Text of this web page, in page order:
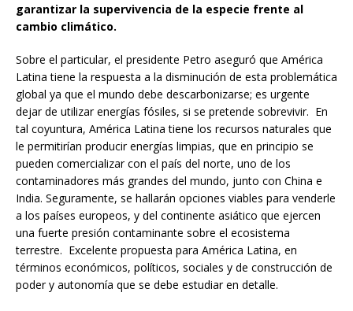
garantizar la supervivencia de la especie frente al
cambio climático.
Sobre el particular, el presidente Petro aseguró que América
Latina tiene la respuesta a la disminución de esta problemática
global ya que el mundo debe descarbonizarse; es urgente
dejar de utilizar energías fósiles, si se pretende sobrevivir. En
tal coyuntura, América Latina tiene los recursos naturales que
le permitirían producir energías limpias, que en principio se
pueden comercializar con el país del norte, uno de los
contaminadores más grandes del mundo, junto con China e
India. Seguramente, se hallarán opciones viables para venderle
a los países europeos, y del continente asiático que ejercen
una fuerte presión contaminante sobre el ecosistema
terrestre. Excelente propuesta para América Latina, en
términos económicos, políticos, sociales y de construcción de
poder y autonomía que se debe estudiar en detalle.